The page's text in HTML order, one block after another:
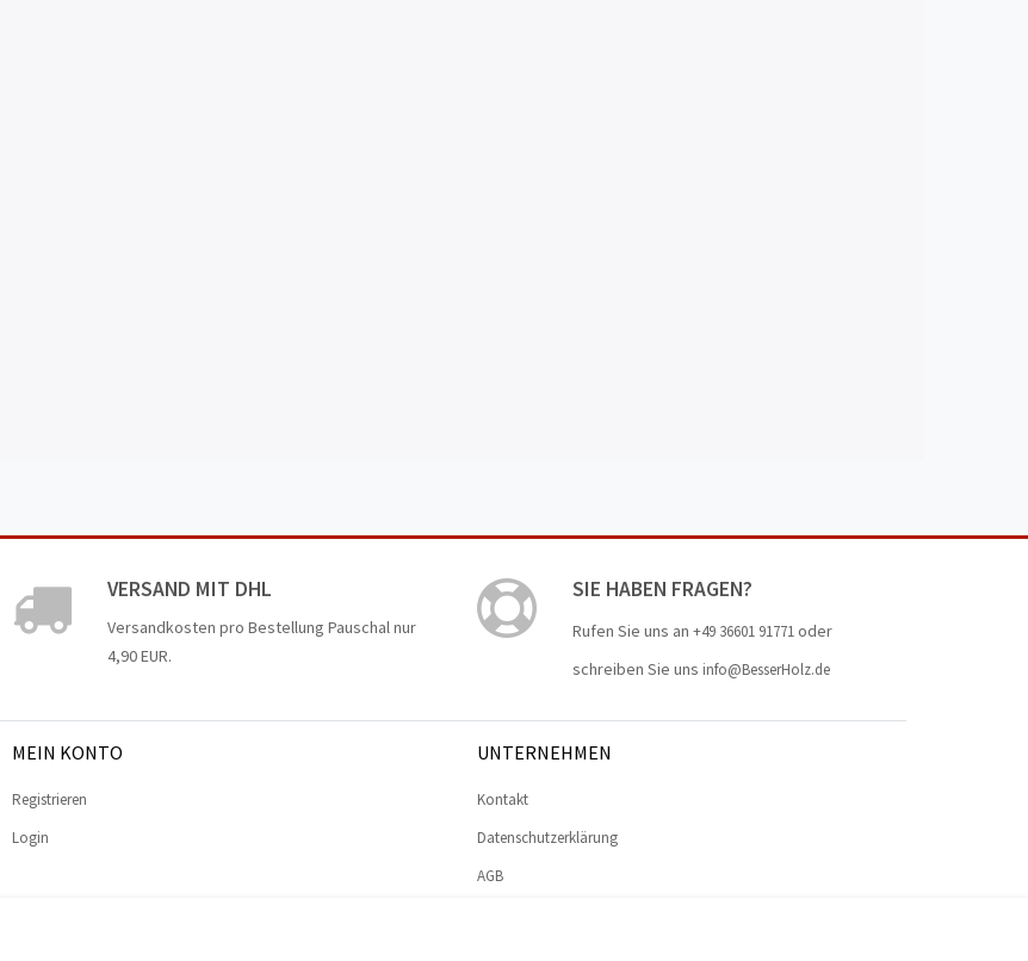
VERSAND MIT DHL
Versandkosten pro Bestellung Pauschal nur
4,90 EUR.
SIE HABEN FRAGEN?
Rufen Sie uns an +49 36601 91771oder
schreiben Sie uns info@BesserHolz.de
MEIN KONTO
Registrieren
Login
UNTERNEHMEN
Kontakt
Datenschutzerklärung
AGB